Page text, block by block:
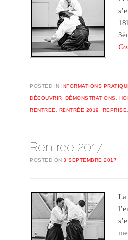
POSTED IN INFORMATIONS
DÉCOUVRIR DÉMONSTRATIONS
RENTRÉE RENTRÉE 2019 REPRISE
Rentrée 2017
POSTED ON3 SEPTEMBRE 2017
La